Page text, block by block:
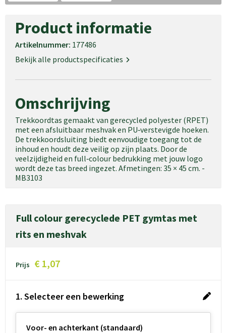
Schoudertassen
Goodiebags
Waterbestendige tassen
Product informatie
Artikelnummer: 177486
Bekijk alle productspecificaties
Omschrijving
Trekkoordtas gemaakt van gerecycled polyester (RPET)
met een afsluitbaar meshvak en PU‑verstevigde hoeken.
De trekkoordsluiting biedt eenvoudige toegang tot de
inhoud en houdt deze veilig op zijn plaats. Door de
veelzijdigheid en full‑colour bedrukking met jouw logo
wordt deze tas breed ingezet. Afmetingen: 35 × 45 cm. -
MB3103
Full colour gerecyclede PET gymtas met
rits en meshvak
Prijs € 1,07
1. Selecteer een bewerking
Voor- en achterkant (standaard)